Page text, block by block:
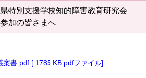
特別支援学校知的障害教育研究会
加の皆さまへ
書.pdf [ 1785 KB pdfファイル]